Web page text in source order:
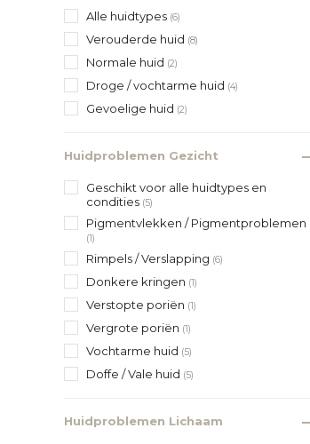
Alle huidtypes (6)
Verouderde huid (8)
Normale huid (2)
Droge / vochtarme huid (4)
Gevoelige huid (2)
Huidproblemen Gezicht
Geschikt voor alle huidtypes en
condities (5)
Pigmentvlekken / Pigmentproblemen
(1)
Rimpels / Verslapping (6)
Donkere kringen (1)
Verstopte poriën (1)
Vergrote poriën (1)
Vochtarme huid (5)
Doffe / Vale huid (5)
Huidproblemen Lichaam